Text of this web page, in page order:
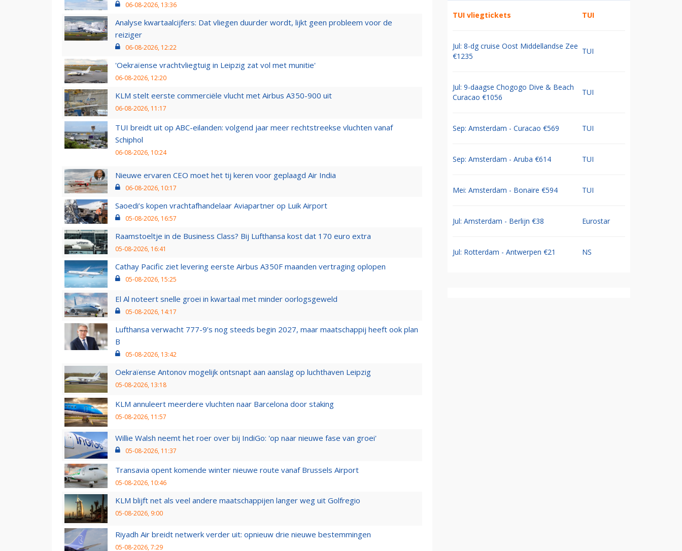
06-08-2026, 13:36
Analyse kwartaalcijfers: Dat vliegen duurder wordt, lijkt geen probleem voor de
reiziger
06-08-2026, 12:22
'Oekraïense vrachtvliegtuig in Leipzig zat vol met munitie'
06-08-2026, 12:20
KLM stelt eerste commerciële vlucht met Airbus A350-900 uit
06-08-2026, 11:17
TUI breidt uit op ABC-eilanden: volgend jaar meer rechtstreekse vluchten vanaf
Schiphol
06-08-2026, 10:24
Nieuwe ervaren CEO moet het tij keren voor geplaagd Air India
06-08-2026, 10:17
Saoedi’s kopen vrachtafhandelaar Aviapartner op Luik Airport
05-08-2026, 16:57
Raamstoeltje in de Business Class? Bij Lufthansa kost dat 170 euro extra
05-08-2026, 16:41
Cathay Pacific ziet levering eerste Airbus A350F maanden vertraging oplopen
05-08-2026, 15:25
El Al noteert snelle groei in kwartaal met minder oorlogsgeweld
05-08-2026, 14:17
Lufthansa verwacht 777-9’s nog steeds begin 2027, maar maatschappij heeft ook plan
B
05-08-2026, 13:42
Oekraïense Antonov mogelijk ontsnapt aan aanslag op luchthaven Leipzig
05-08-2026, 13:18
KLM annuleert meerdere vluchten naar Barcelona door staking
05-08-2026, 11:57
Willie Walsh neemt het roer over bij IndiGo: 'op naar nieuwe fase van groei'
05-08-2026, 11:37
Transavia opent komende winter nieuwe route vanaf Brussels Airport
05-08-2026, 10:46
KLM blijft net als veel andere maatschappijen langer weg uit Golfregio
05-08-2026, 9:00
Riyadh Air breidt netwerk verder uit: opnieuw drie nieuwe bestemmingen
05-08-2026, 7:29
TUI vliegtickets TUI
Jul: 8-dg cruise Oost Middellandse Zee
€1235
TUI
Jul: 9-daagse Chogogo Dive & Beach
Curacao €1056
TUI
Sep: Amsterdam - Curacao €569 TUI
Sep: Amsterdam - Aruba €614 TUI
Mei: Amsterdam - Bonaire €594 TUI
Jul: Amsterdam - Berlijn €38 Eurostar
Jul: Rotterdam - Antwerpen €21 NS